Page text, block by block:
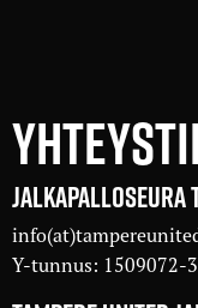
JALKAPALLOSEURA
Y-tunnus: 1509072-3